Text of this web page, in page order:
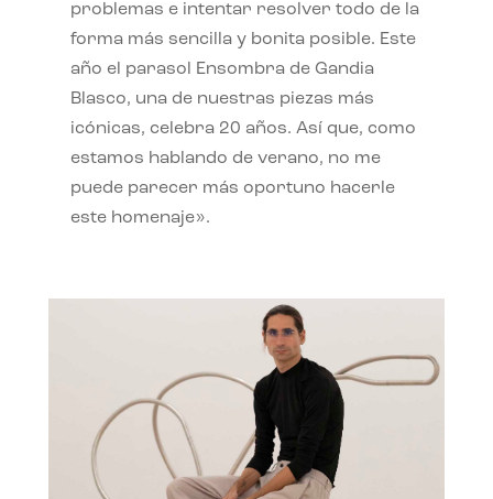
problemas e intentar resolver todo de la
forma más sencilla y bonita posible. Este
año el parasol Ensombra de Gandia
Blasco, una de nuestras piezas más
icónicas, celebra 20 años. Así que, como
estamos hablando de verano, no me
puede parecer más oportuno hacerle
este homenaje».